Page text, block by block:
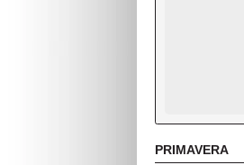
PRIMAVERA